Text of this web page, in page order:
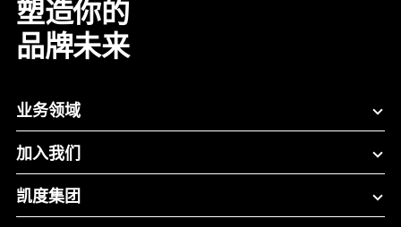
塑造你的
品牌未来
业务领域
加入我们
凯度集团